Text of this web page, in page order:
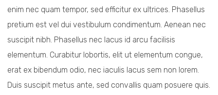
enim nec quam tempor, sed efficitur ex ultrices. Phasellus
pretium est vel dui vestibulum condimentum. Aenean nec
suscipit nibh. Phasellus nec lacus id arcu facilisis
elementum. Curabitur lobortis, elit ut elementum congue,
erat ex bibendum odio, nec iaculis lacus sem non lorem.
Duis suscipit metus ante, sed convallis quam posuere quis.